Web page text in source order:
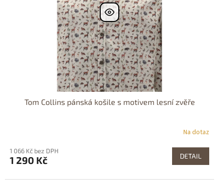
Tom Collins pánská košile s motivem lesní zvěře
Na dotaz
1 066 Kč bez DPH
1 290 Kč DETAIL